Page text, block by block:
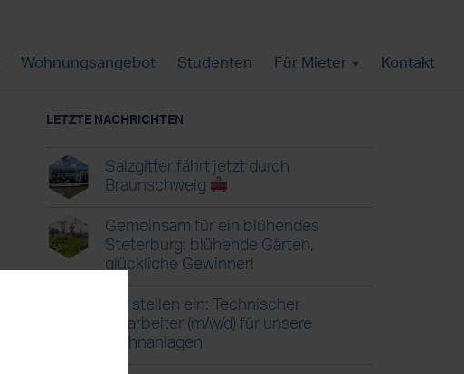
Wohnungsangebot Studenten Für Mieter Kontakt
LETZTE NACHRICHTEN
Salzgitter fährt jetzt durch
Braunschweig
Gemeinsam für ein blühendes
Steterburg: blühende Gärten,
glückliche Gewinner!
Wir stellen ein: Technischer
Mitarbeiter (m/w/d) für unsere
Wohnanlagen